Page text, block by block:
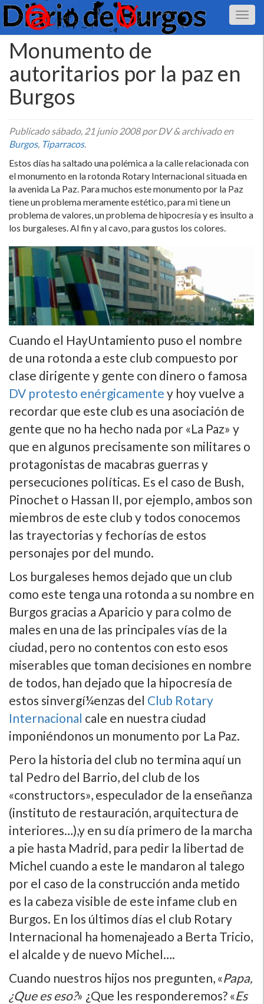
Monumento de
autoritarios por la paz en
Burgos
Publicadosábado, 21 junio 2008por DV&archivado en
Burgos, Tiparracos.
Estos dí­as ha saltado una polémica a la calle relacionada con
el monumento en la rotonda Rotary Internacional situada en
la avenida La Paz. Para muchos este monumento por la Paz
tiene un problema meramente estético, para mi tiene un
problema de valores, un problema de hipocresí­a y es insulto a
los burgaleses. Al fin y al cavo, para gustos los colores.
Cuando el HayUntamiento puso el nombre
de una rotonda a este club compuesto por
clase dirigente y gente con dinero o famosa
DV protesto enérgicamente y hoy vuelve a
recordar que este club es una asociación de
gente que no ha hecho nada por «La Paz» y
que en algunos precisamente son militares o
protagonistas de macabras guerras y
persecuciones polí­ticas. Es el caso de Bush,
Pinochet o Hassan II, por ejemplo, ambos son
miembros de este club y todos conocemos
las trayectorias y fechorí­as de estos
personajes por del mundo.
Los burgaleses hemos dejado que un club
como este tenga una rotonda a su nombre en
Burgos gracias a Aparicio y para colmo de
males en una de las principales ví­as de la
ciudad, pero no contentos con esto esos
miserables que toman decisiones en nombre
de todos, han dejado que la hipocresí­a de
estos sinvergí¼enzas del Club Rotary
Internacional cale en nuestra ciudad
imponiéndonos un monumento por La Paz.
Pero la historia del club no termina aquí­ un
tal Pedro del Barrio, del club de los
«constructors», especulador de la enseñanza
(instituto de restauración, arquitectura de
interiores…),y en su dí­a primero de la marcha
a pie hasta Madrid, para pedir la libertad de
Michel cuando a este le mandaron al talego
por el caso de la construcción anda metido
es la cabeza visible de este infame club en
Burgos. En los últimos dí­as el club Rotary
Internacional ha homenajeado a Berta Tricio,
el alcalde y de nuevo Michel….
Cuando nuestros hijos nos pregunten, «Papa,
¿Que es eso?» ¿Que les responderemos? «Es